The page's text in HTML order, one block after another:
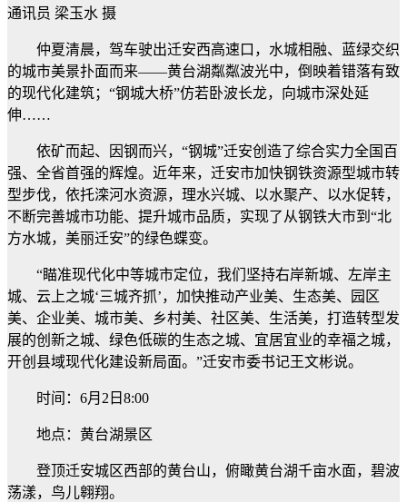
通讯员 梁玉水 摄
仲夏清晨，驾车驶出迁安西高速口，水城相融、蓝绿交织
的城市美景扑面而来——黄台湖粼粼波光中，倒映着错落有致
的现代化建筑；“钢城大桥”仿若卧波长龙，向城市深处延
伸……
依矿而起、因钢而兴，“钢城”迁安创造了综合实力全国百
强、全省首强的辉煌。近年来，迁安市加快钢铁资源型城市转
型步伐，依托滦河水资源，理水兴城、以水聚产、以水促转，
不断完善城市功能、提升城市品质，实现了从钢铁大市到“北
方水城，美丽迁安”的绿色蝶变。
“瞄准现代化中等城市定位，我们坚持右岸新城、左岸主
城、云上之城‘三城齐抓’，加快推动产业美、生态美、园区
美、企业美、城市美、乡村美、社区美、生活美，打造转型发
展的创新之城、绿色低碳的生态之城、宜居宜业的幸福之城，
开创县域现代化建设新局面。”迁安市委书记王文彬说。
时间：6月2日8:00
地点：黄台湖景区
登顶迁安城区西部的黄台山，俯瞰黄台湖千亩水面，碧波
荡漾，鸟儿翱翔。